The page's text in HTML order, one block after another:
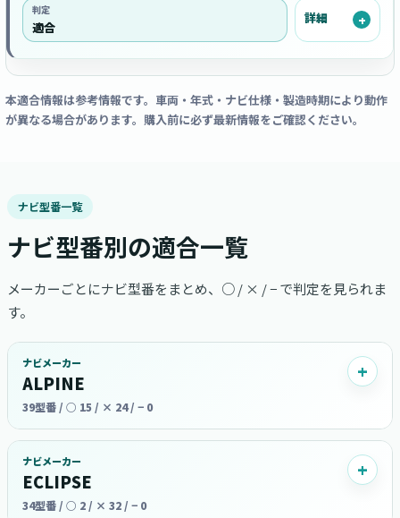
判定
適合
詳細
本適合情報は参考情報です。車両・年式・ナビ仕様・製造時期により動作
が異なる場合があります。購入前に必ず最新情報をご確認ください。
ナビ型番一覧
ナビ型番別の適合一覧
メーカーごとにナビ型番をまとめ、○ / × / − で判定を見られま
す。
ナビメーカー
ALPINE
39型番 / ○ 15 / × 24 / − 0
ナビメーカー
ECLIPSE
34型番 / ○ 2 / × 32 / − 0